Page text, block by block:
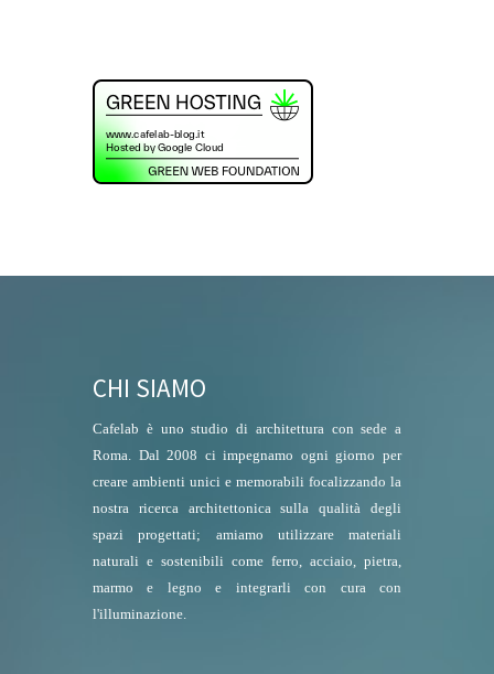
CHI SIAMO
Cafelab è uno studio di architettura con sede a
Roma. Dal 2008 ci impegnamo ogni giorno per
creare ambienti unici e memorabili focalizzando la
nostra ricerca architettonica sulla qualità degli
spazi progettati; amiamo utilizzare materiali
naturali e sostenibili come ferro, acciaio, pietra,
marmo e legno e integrarli con cura con
l'illuminazione.